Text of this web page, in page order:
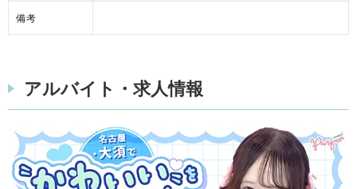
備考
アルバイト・求人情報